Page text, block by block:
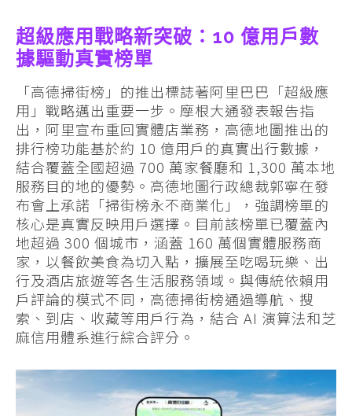
超級應用戰略新突破：10 億用戶數
據驅動真實榜單
「高德掃街榜」的推出標誌著阿里巴巴「超級應
用」戰略邁出重要一步。摩根大通發表報告指
出，阿里宣布重回實體店業務，高德地圖推出的
排行榜功能基於約 10 億用戶的真實出行數據，
結合覆蓋全國超過 700 萬家餐廳和 1,300 萬本地
服務目的地的優勢。高德地圖行政總裁郭寧在發
布會上承諾「掃街榜永不商業化」，強調榜單的
核心是真實反映用戶選擇。目前該榜單已覆蓋內
地超過 300 個城市，涵蓋 160 萬個實體服務商
家，以餐飲美食為切入點，擴展至吃喝玩樂、出
行及酒店旅遊等各生活服務領域。與傳統依賴用
戶評論的模式不同，高德掃街榜通過導航、搜
索、到店、收藏等用戶行為，結合 AI 演算法和芝
麻信用體系進行綜合評分。